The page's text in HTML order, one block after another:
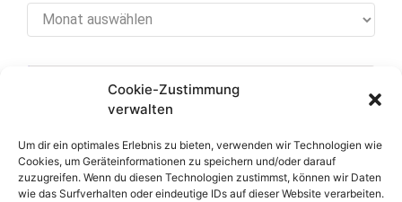
Cookie-Zustimmung
verwalten
Um dir ein optimales Erlebnis zu bieten, verwenden wir Technologien wie
Cookies, um Geräteinformationen zu speichern und/oder darauf
zuzugreifen. Wenn du diesen Technologien zustimmst, können wir Daten
wie das Surfverhalten oder eindeutige IDs auf dieser Website verarbeiten.
[cookies_revoke]
Über diese Seite